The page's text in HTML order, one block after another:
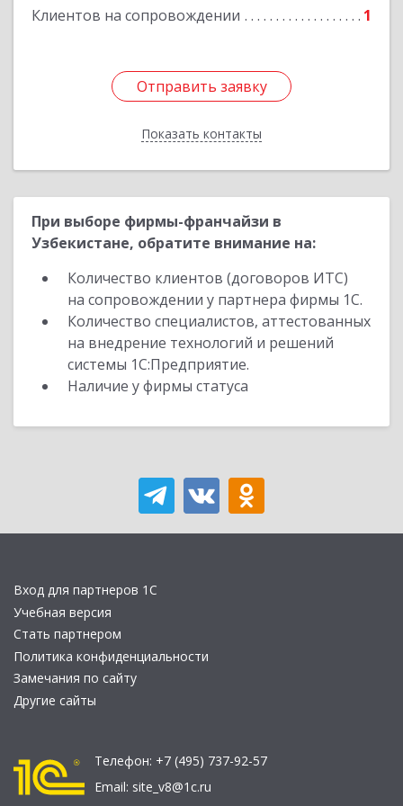
Клиентов на сопровождении 1
Отправить заявку
Показать контакты
Отправить заявку
Назад
При выборе фирмы-франчайзи в
Узбекистане, обратите внимание на:
Количество клиентов (договоров ИТС)
на сопровождении у партнера фирмы 1С.
Количество специалистов, аттестованных
на внедрение технологий и решений
системы 1С:Предприятие.
Наличие у фирмы статуса
Вход для партнеров 1С
Учебная версия
Стать партнером
Политика конфиденциальности
Замечания по сайту
Другие сайты
Телефон: +7 (495) 737-92-57
Email: site_v8@1c.ru